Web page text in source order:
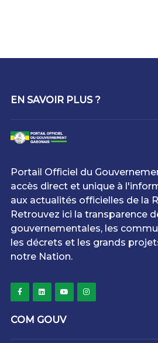
EN SAVOIR PLUS ?
Portail Officiel du
accès direct et unique à
aux actualités officielles de la
Retrouvez ici la transparence
gouvernementales, les
les décrets et les grands
notre Nation.
COM GOUV